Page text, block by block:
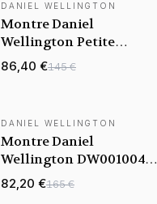
BEST-SELLER
DANIEL WELLINGTON
Montre Daniel
Wellington Petite
Evergold 28mm
DW00100350 en maille
86,40 €145 €
DANIEL WELLINGTON
Montre Daniel
Wellington DW00100474
Petite Unitone 32mm en
maille milanaise Or
82,20 €165 €